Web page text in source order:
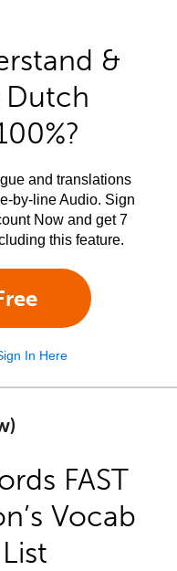
&
Dutch
and translations
by-line Audio. Sign
Now and get 7
this feature.
In Here
FAST
Vocab